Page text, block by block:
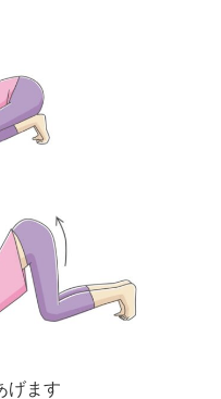
げます